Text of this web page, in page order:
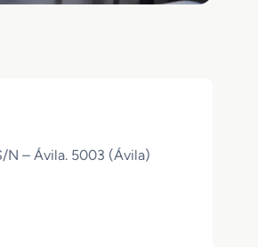
N – Ávila. 5003 (Ávila)